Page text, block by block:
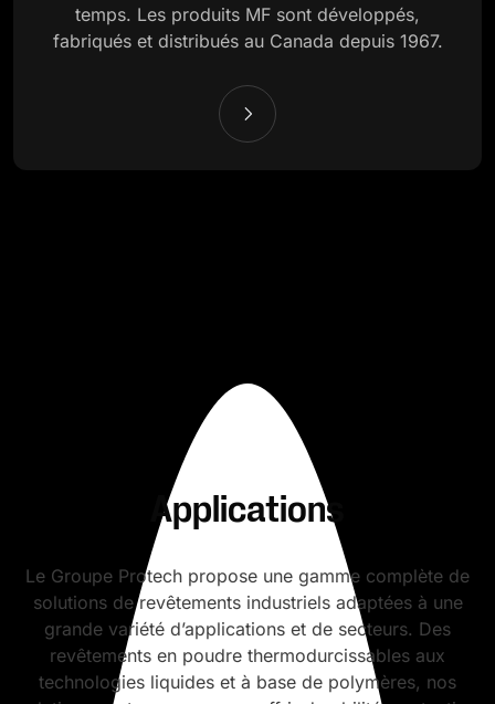
temps. Les produits MF sont développés,
fabriqués et distribués au Canada depuis 1967.
Applications
Le Groupe Protech propose une gamme complète de
solutions de revêtements industriels adaptées à une
grande variété d’applications et de secteurs. Des
revêtements en poudre thermodurcissables aux
technologies liquides et à base de polymères, nos